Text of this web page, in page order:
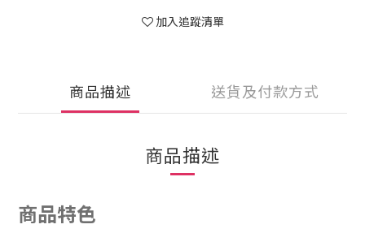
加入追蹤清單
商品描述 送貨及付款方式
商品描述
商品特色